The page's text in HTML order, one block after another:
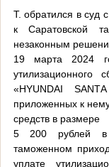
Т. обратился в суд
к Саратовской
незаконным
19 марта 2024
утилизационного
«НYUNDАI
приложенных к
средств в размере
5 200 рублей в
таможенном
уплате